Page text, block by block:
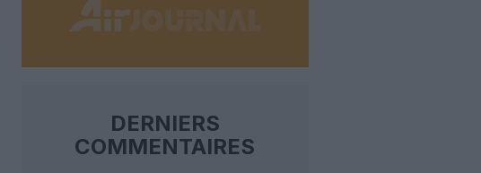
DERNIERS
COMMENTAIRES